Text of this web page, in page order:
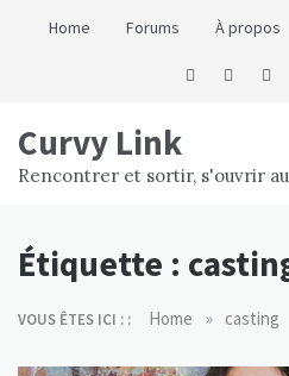
Home Forums À propos
Curvy Link
Rencontrer et sortir, s'ouvrir
Étiquette :
VOUS ÊTES ICI : : Home » casting